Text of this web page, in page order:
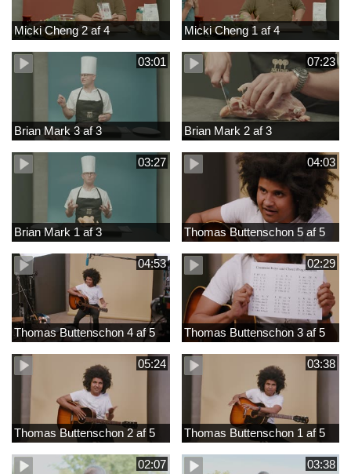
Micki Cheng 2 af 4 Micki Cheng 1 af 4
03:01
Brian Mark 3 af 3
07:23
Brian Mark 2 af 3
03:27
Brian Mark 1 af 3
04:03
Thomas Buttenschon 5 af 5
04:53
Thomas Buttenschon 4 af 5
02:29
Thomas Buttenschon 3 af 5
05:24
Thomas Buttenschon 2 af 5
03:38
Thomas Buttenschon 1 af 5
02:07 03:38